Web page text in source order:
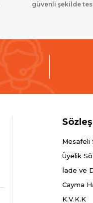
güvenli şekilde
Mesafeli
Üyelik
İade ve
Cayma
K.V.K.K